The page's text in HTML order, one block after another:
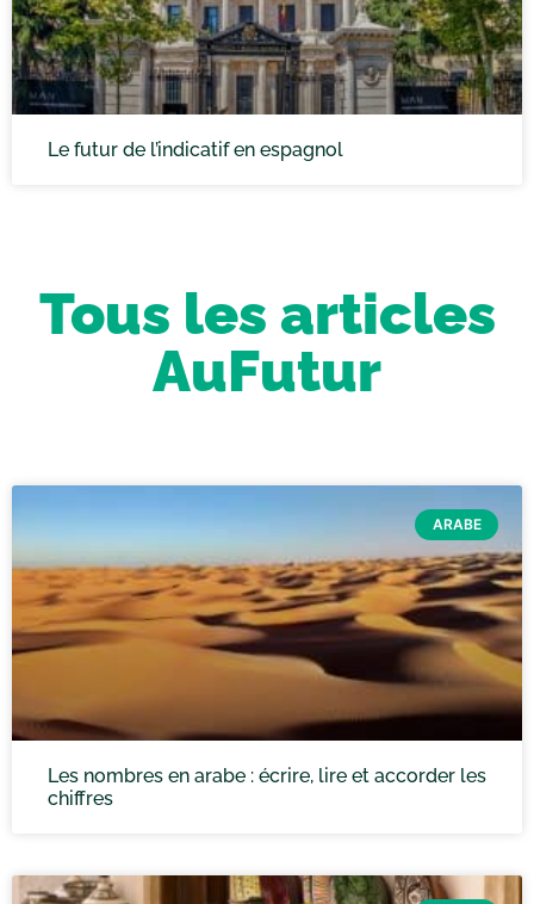
Le futur de l’indicatif en espagnol
Tous les articles
AuFutur
ARABE
Les nombres en arabe : écrire, lire et accorder les
chiffres